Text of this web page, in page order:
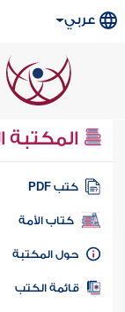
عربي
المكتبة
كتب PDF
كتاب الأمة
المكتبة